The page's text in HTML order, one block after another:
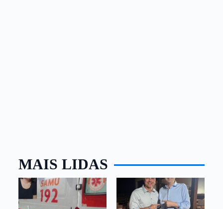
MAIS LIDAS